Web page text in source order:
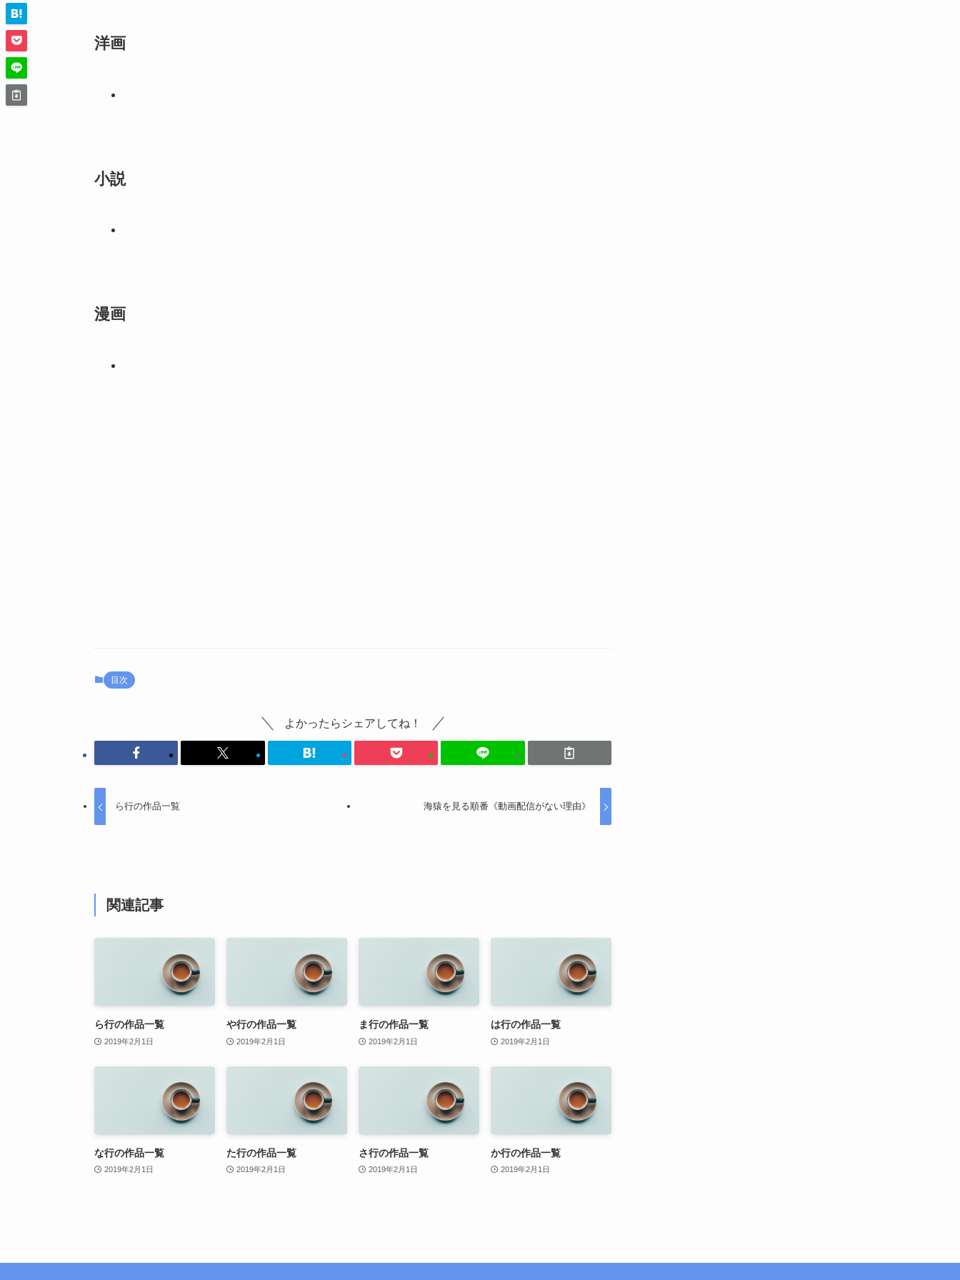
洋画
小説
漫画
目次
よかったらシェアしてね！
ら行の作品一覧 海猿を見る順番《動画配信がない理由》
関連記事
ら行の作品一覧
2019年2月1日
や行の作品一覧
2019年2月1日
ま行の作品一覧
2019年2月1日
は行の作品一覧
2019年2月1日
な行の作品一覧
2019年2月1日
た行の作品一覧
2019年2月1日
さ行の作品一覧
2019年2月1日
か行の作品一覧
2019年2月1日